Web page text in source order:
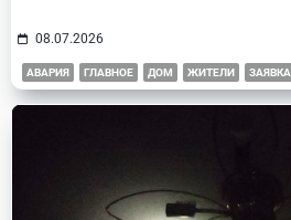
08.07.2026
АВАРИЯ ГЛАВНОЕ ДОМ ЖИТЕЛИ ЗАЯВКА